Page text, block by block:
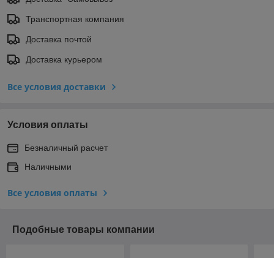
Транспортная компания
Доставка почтой
Доставка курьером
Все условия доставки
Условия оплаты
Безналичный расчет
Наличными
Все условия оплаты
Подобные товары компании